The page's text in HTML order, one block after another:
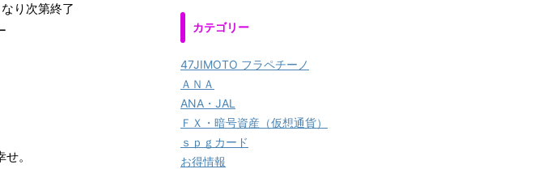
り次第終了
。
カテゴリー
47JIMOTO フラペチーノ
ＡＮＡ
ANA・JAL
ＦＸ・暗号資産（仮想通貨）
ｓｐｇカード
お得情報